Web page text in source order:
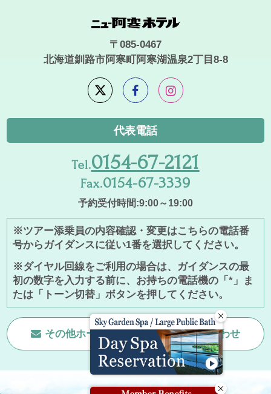
〒085-0467
北海道釧路市阿寒町阿寒湖温泉2丁目8-8
代表電話
Tel.0154-67-2121
Fax.0154-67-3339
予約受付時間:9:00～19:00
※ツアー添乗員の内容確認・変更はこちらの電話番
号からガイダンスに従い1番を選択してください。
※ダイヤル回線をご利用の場合は、ガイダンスの最
初の数字を入力する前に、お持ちの電話機の「*」ま
たは「トーン切替」ボタンを押してください。
その他ホームページに関するお問い合わせ